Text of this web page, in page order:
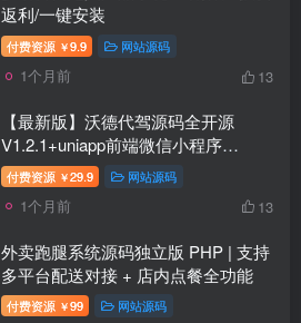
返利/一键安装
付费资源 ￥9.9 网站源码
1个月前 13
【最新版】沃德代驾源码全开源
V1.2.1+uniapp前端微信小程序
+uniapp司机端安卓app
付费资源 ￥29.9 网站源码
1个月前 13
外卖跑腿系统源码独立版 PHP | 支持
多平台配送对接 + 店内点餐全功能
付费资源 ￥99 网站源码